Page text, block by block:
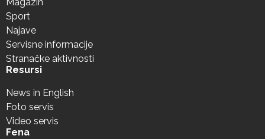
Magazin
Sport
Najave
Servisne informacije
Stranačke aktivnosti
Resursi
News in English
Foto servis
Video servis
Fena